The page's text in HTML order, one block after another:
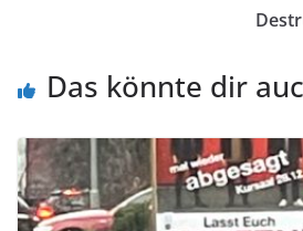
Das könnte dir